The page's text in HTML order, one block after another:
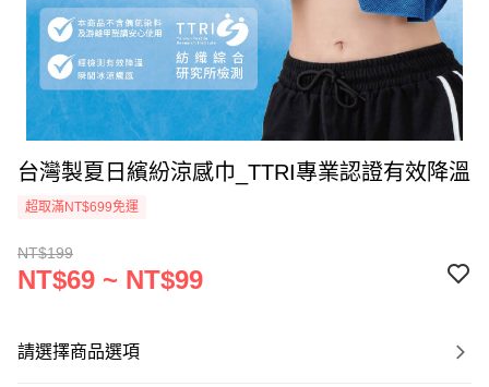
台灣製夏日繽紛涼感巾_TTRI專業認證有效降溫
超取滿NT$699免運
NT$199
NT$69 ~ NT$99
請選擇商品選項